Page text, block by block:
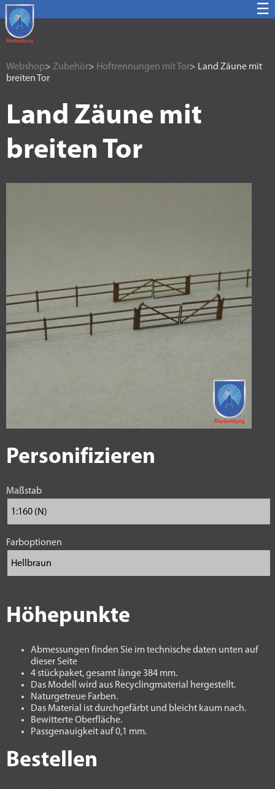
☰
Webshop> Zubehör> Hoftrennungen mit Tor> Land Zäune mit
breiten Tor
Land Zäune mit
breiten Tor
Personifizieren
Maßstab
Farboptionen
Höhepunkte
Abmessungen finden Sie im technische daten unten auf
dieser Seite
4 stückpaket, gesamt länge 384 mm.
Das Modell wird aus Recyclingmaterial hergestellt.
Naturgetreue Farben.
Das Material ist durchgefärbt und bleicht kaum nach.
Bewitterte Oberfläche.
Passgenauigkeit auf 0,1 mm.
Bestellen